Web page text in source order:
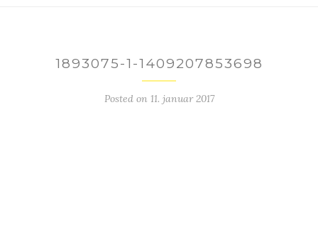
1893075-1-1409207853698
Posted on 11. januar 2017